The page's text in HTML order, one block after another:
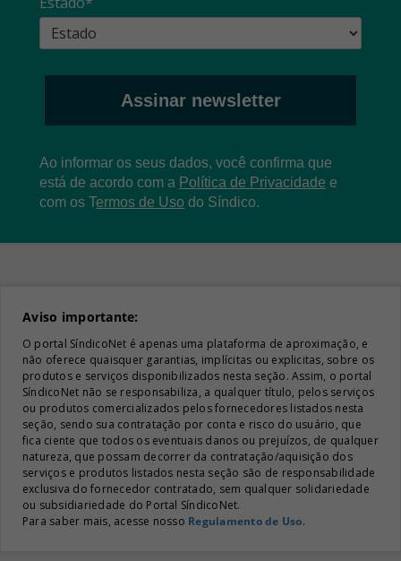
Assinar newsletter
Ao informar os seus dados, você confirma que
está de acordo com a Política de Privacidade e
com os Termos de Uso do Síndico.
Aviso importante:
O portal SíndicoNet é apenas uma plataforma de aproximação, e
não oferece quaisquer garantias, implícitas ou explicitas, sobre os
produtos e serviços disponibilizados nesta seção. Assim, o portal
SíndicoNet não se responsabiliza, a qualquer título, pelos serviços
ou produtos comercializados pelos fornecedores listados nesta
seção, sendo sua contratação por conta e risco do usuário, que
fica ciente que todos os eventuais danos ou prejuízos, de qualquer
natureza, que possam decorrer da contratação/aquisição dos
serviços e produtos listados nesta seção são de responsabilidade
exclusiva do fornecedor contratado, sem qualquer solidariedade
ou subsidiariedade do Portal SíndicoNet.
Para saber mais, acesse nosso Regulamento de Uso.